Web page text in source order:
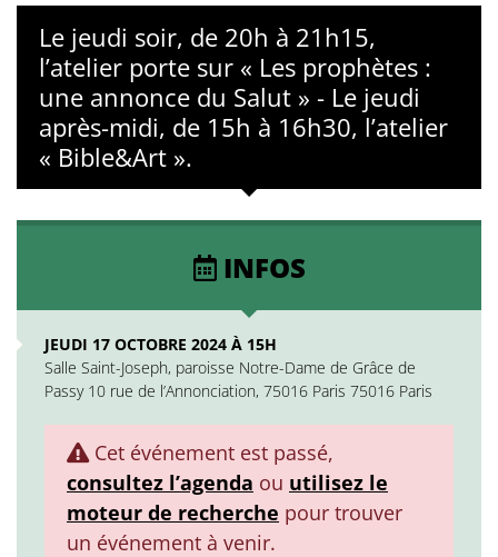
Le jeudi soir, de 20h à 21h15,
l’atelier porte sur « Les prophètes :
une annonce du Salut » - Le jeudi
après-midi, de 15h à 16h30, l’atelier
« Bible&Art ».
INFOS
JEUDI 17 OCTOBRE 2024 À 15H
Salle Saint-Joseph, paroisse Notre-Dame de Grâce de
Passy 10 rue de l’Annonciation, 75016 Paris 75016 Paris
Cet événement est passé,
consultez l’agenda ou utilisez le
moteur de recherche pour trouver
un événement à venir.